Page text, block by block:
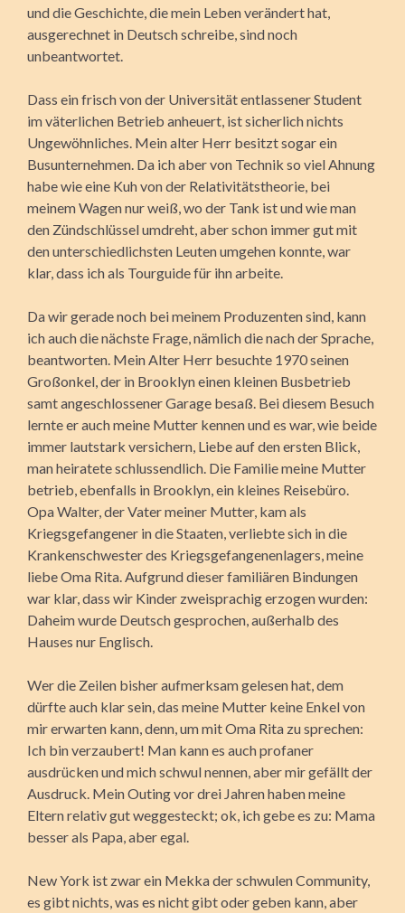
und die Geschichte, die mein Leben verändert hat,
ausgerechnet in Deutsch schreibe, sind noch
unbeantwortet.
Dass ein frisch von der Universität entlassener Student
im väterlichen Betrieb anheuert, ist sicherlich nichts
Ungewöhnliches. Mein alter Herr besitzt sogar ein
Busunternehmen. Da ich aber von Technik so viel Ahnung
habe wie eine Kuh von der Relativitätstheorie, bei
meinem Wagen nur weiß, wo der Tank ist und wie man
den Zündschlüssel umdreht, aber schon immer gut mit
den unterschiedlichsten Leuten umgehen konnte, war
klar, dass ich als Tourguide für ihn arbeite.
Da wir gerade noch bei meinem Produzenten sind, kann
ich auch die nächste Frage, nämlich die nach der Sprache,
beantworten. Mein Alter Herr besuchte 1970 seinen
Großonkel, der in Brooklyn einen kleinen Busbetrieb
samt angeschlossener Garage besaß. Bei diesem Besuch
lernte er auch meine Mutter kennen und es war, wie beide
immer lautstark versichern, Liebe auf den ersten Blick,
man heiratete schlussendlich. Die Familie meine Mutter
betrieb, ebenfalls in Brooklyn, ein kleines Reisebüro.
Opa Walter, der Vater meiner Mutter, kam als
Kriegsgefangener in die Staaten, verliebte sich in die
Krankenschwester des Kriegsgefangenenlagers, meine
liebe Oma Rita. Aufgrund dieser familiären Bindungen
war klar, dass wir Kinder zweisprachig erzogen wurden:
Daheim wurde Deutsch gesprochen, außerhalb des
Hauses nur Englisch.
Wer die Zeilen bisher aufmerksam gelesen hat, dem
dürfte auch klar sein, das meine Mutter keine Enkel von
mir erwarten kann, denn, um mit Oma Rita zu sprechen:
Ich bin verzaubert! Man kann es auch profaner
ausdrücken und mich schwul nennen, aber mir gefällt der
Ausdruck. Mein Outing vor drei Jahren haben meine
Eltern relativ gut weggesteckt; ok, ich gebe es zu: Mama
besser als Papa, aber egal.
New York ist zwar ein Mekka der schwulen Community,
es gibt nichts, was es nicht gibt oder geben kann, aber